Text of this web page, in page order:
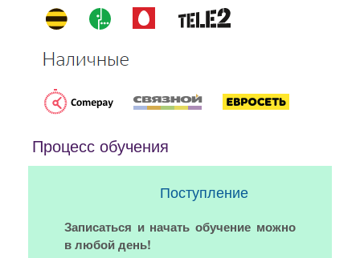
Процесс обучения
Поступление
Записаться и начать обучение можно
в любой день!